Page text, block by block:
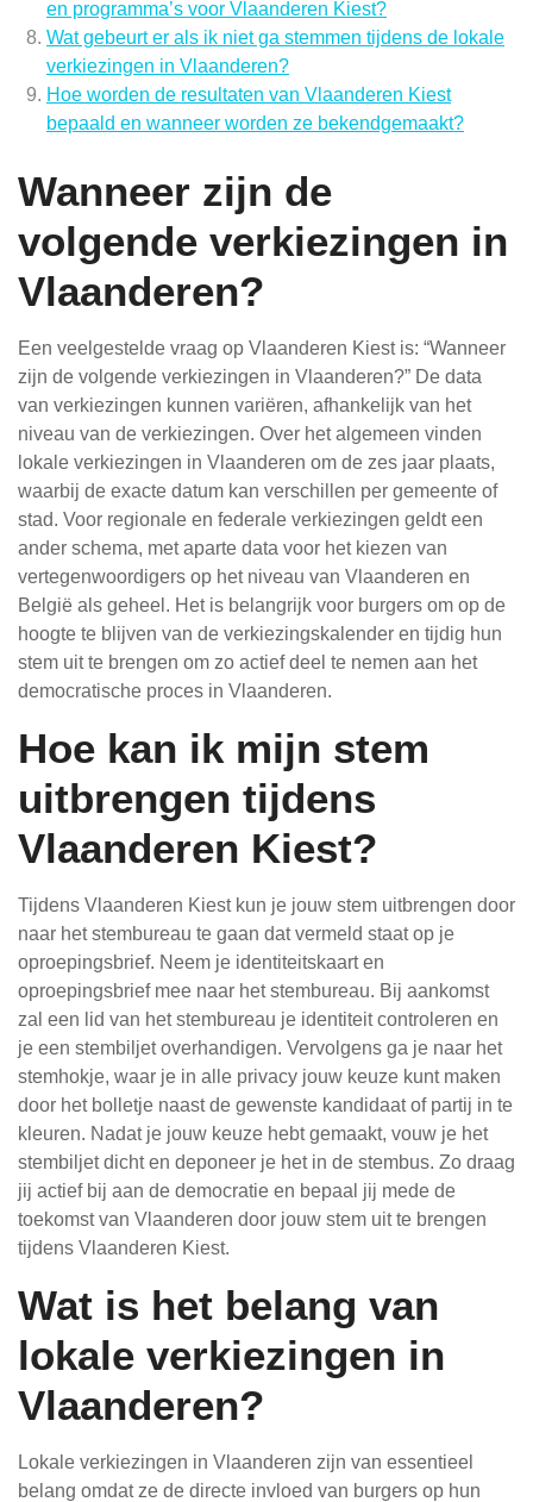
en programma’s voor Vlaanderen Kiest?
Wat gebeurt er als ik niet ga stemmen tijdens de lokale
verkiezingen in Vlaanderen?
Hoe worden de resultaten van Vlaanderen Kiest
bepaald en wanneer worden ze bekendgemaakt?
Wanneer zijn de
volgende verkiezingen in
Vlaanderen?
Een veelgestelde vraag op Vlaanderen Kiest is: “Wanneer
zijn de volgende verkiezingen in Vlaanderen?” De data
van verkiezingen kunnen variëren, afhankelijk van het
niveau van de verkiezingen. Over het algemeen vinden
lokale verkiezingen in Vlaanderen om de zes jaar plaats,
waarbij de exacte datum kan verschillen per gemeente of
stad. Voor regionale en federale verkiezingen geldt een
ander schema, met aparte data voor het kiezen van
vertegenwoordigers op het niveau van Vlaanderen en
België als geheel. Het is belangrijk voor burgers om op de
hoogte te blijven van de verkiezingskalender en tijdig hun
stem uit te brengen om zo actief deel te nemen aan het
democratische proces in Vlaanderen.
Hoe kan ik mijn stem
uitbrengen tijdens
Vlaanderen Kiest?
Tijdens Vlaanderen Kiest kun je jouw stem uitbrengen door
naar het stembureau te gaan dat vermeld staat op je
oproepingsbrief. Neem je identiteitskaart en
oproepingsbrief mee naar het stembureau. Bij aankomst
zal een lid van het stembureau je identiteit controleren en
je een stembiljet overhandigen. Vervolgens ga je naar het
stemhokje, waar je in alle privacy jouw keuze kunt maken
door het bolletje naast de gewenste kandidaat of partij in te
kleuren. Nadat je jouw keuze hebt gemaakt, vouw je het
stembiljet dicht en deponeer je het in de stembus. Zo draag
jij actief bij aan de democratie en bepaal jij mede de
toekomst van Vlaanderen door jouw stem uit te brengen
tijdens Vlaanderen Kiest.
Wat is het belang van
lokale verkiezingen in
Vlaanderen?
Lokale verkiezingen in Vlaanderen zijn van essentieel
belang omdat ze de directe invloed van burgers op hun